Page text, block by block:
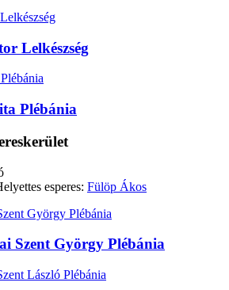
Lelkészség
Plébánia
esperes: Fülöp Ákos
Szent György Plébánia